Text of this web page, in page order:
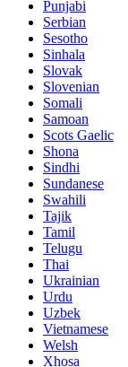
Punjabi
Serbian
Sesotho
Sinhala
Slovak
Slovenian
Somali
Samoan
Scots Gaelic
Shona
Sindhi
Sundanese
Swahili
Tajik
Tamil
Telugu
Thai
Ukrainian
Urdu
Uzbek
Vietnamese
Welsh
Xhosa